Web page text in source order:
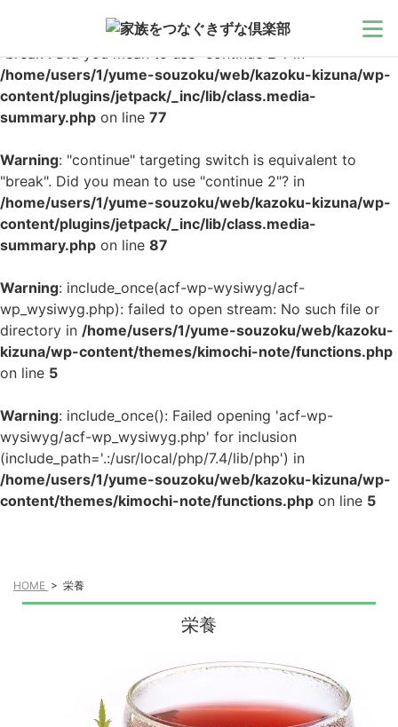
: "continue" targeting switch is equivalent to
"break". Did you mean to use "continue 2"? in
/home/users/1/yume-souzoku/web/kazoku-kizuna/wp-
content/plugins/jetpack/_inc/lib/class.media-
summary.php on line 77
Warning: "continue" targeting switch is equivalent to
"break". Did you mean to use "continue 2"? in
/home/users/1/yume-souzoku/web/kazoku-kizuna/wp-
content/plugins/jetpack/_inc/lib/class.media-
summary.php on line 87
Warning: include_once(acf-wp-wysiwyg/acf-
wp_wysiwyg.php): failed to open stream: No such file or
directory in /home/users/1/yume-souzoku/web/kazoku-
kizuna/wp-content/themes/kimochi-note/functions.php
on line 5
Warning: include_once(): Failed opening 'acf-wp-
wysiwyg/acf-wp_wysiwyg.php' for inclusion
(include_path='.:/usr/local/php/7.4/lib/php') in
/home/users/1/yume-souzoku/web/kazoku-kizuna/wp-
content/themes/kimochi-note/functions.php on line 5
家族
介護
メンタル
モラル
インタビュー
公募
HOME > 栄養
栄養